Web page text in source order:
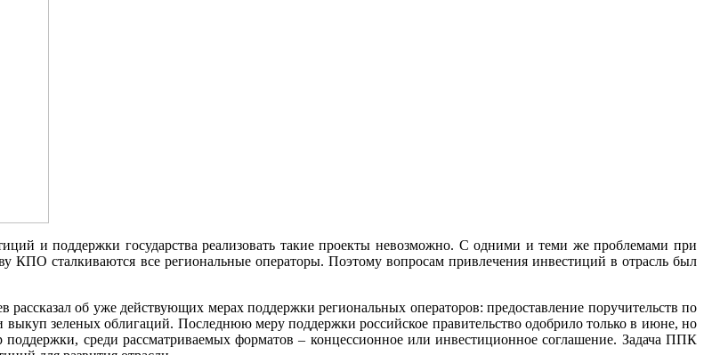
и поддержки государства реализовать такие проекты невозможно. С одними и теми же проблемами при
КПО сталкиваются все региональные операторы. Поэтому вопросам привлечения инвестиций в отрасль был
об уже действующих мерах поддержки региональных операторов: предоставление поручительств по
зеленых облигаций. Последнюю меру поддержки российское правительство одобрило только в июне, но
среди рассматриваемых форматов – концессионное или инвестиционное соглашение. Задача ППК